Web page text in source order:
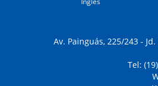
Av. Painguás, 225/243 -
Tel: